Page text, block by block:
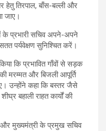
हेतु तिरपाल, बाँस-बल्ली और
जाए।
के प्रभारी सचिव अपने-अपने
पर्यवेक्षण सुनिश्चित करें।
कि प्रभावित गाँवों से सड़क
मरम्मत और बिजली आपूर्ति
उन्होंने कहा कि बस्तर जैसे
बहाली राहत कार्यों की
और मुख्यमंत्री के प्रमुख सचिव